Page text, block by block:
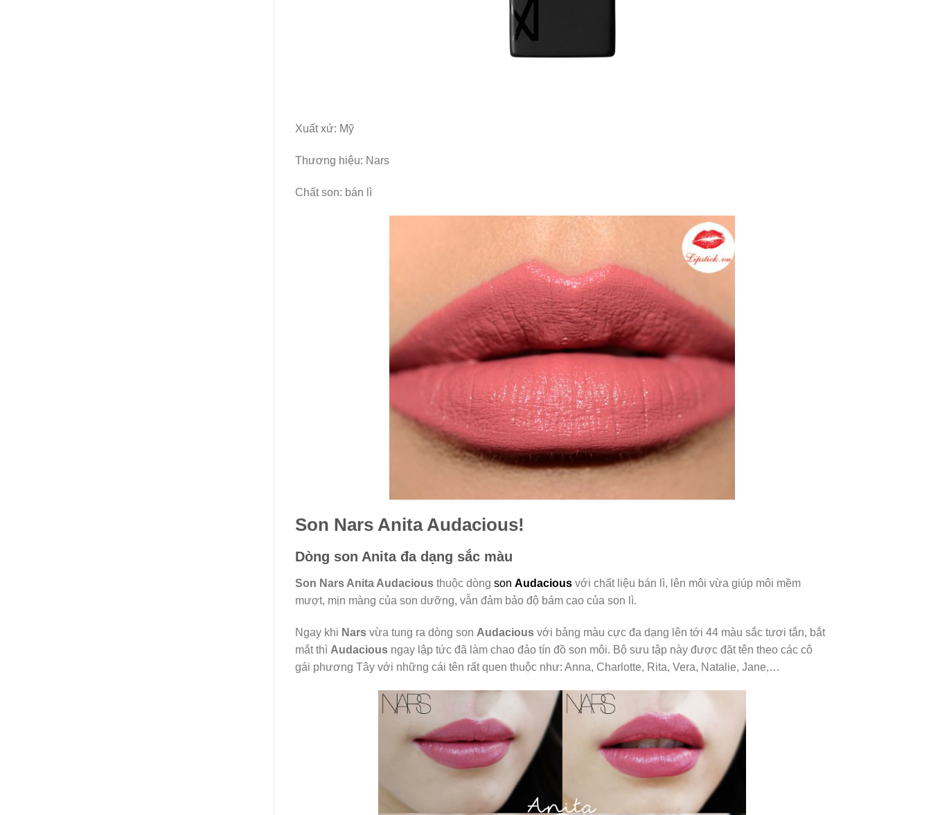
Xuất xứ: Mỹ
Thương hiệu: Nars
Chất son: bán lì
Son Nars Anita Audacious!
Dòng son Anita đa dạng sắc màu
Son Nars Anita Audacious thuộc dòng son Audacious với chất liệu bán lì, lên môi vừa giúp môi mềm
mượt, mịn màng của son dưỡng, vẫn đảm bảo độ bám cao của son lì.
Ngay khi Nars vừa tung ra dòng son Audaciousvới bảng màu cực đa dạng lên tới 44 màu sắc tươi tắn, bắt
mắt thì Audaciousngay lập tức đã làm chao đảo tín đồ son môi. Bộ sưu tập này được đặt tên theo các cô
gái phương Tây với những cái tên rất quen thuộc như: Anna, Charlotte, Rita, Vera, Natalie, Jane,…